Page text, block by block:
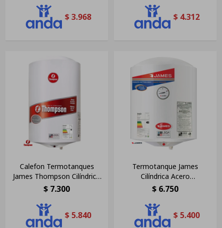
$ 3.968 $ 4.312
Calefon Termotanques
James Thompson Cilíndrico
60 Lts Acero
$ 7.300
$ 5.840
Termotanque James
Cilíndrica Acero
Convencional 30 L Blanco
$ 6.750
$ 5.400